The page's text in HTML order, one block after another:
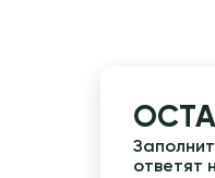
ответят